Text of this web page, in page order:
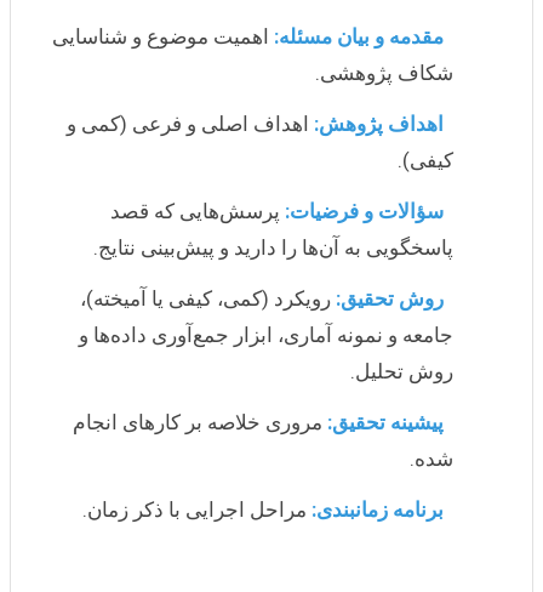
مقدمه و بیان مسئله: اهمیت موضوع و شناسایی
شکاف پژوهشی.
اهداف پژوهش: اهداف اصلی و فرعی (کمی و
کیفی).
سؤالات و فرضیات: پرسش‌هایی که قصد
پاسخگویی به آن‌ها را دارید و پیش‌بینی نتایج.
روش تحقیق: رویکرد (کمی، کیفی یا آمیخته)،
جامعه و نمونه آماری، ابزار جمع‌آوری داده‌ها و
روش تحلیل.
پیشینه تحقیق: مروری خلاصه بر کارهای انجام
شده.
برنامه زمانبندی: مراحل اجرایی با ذکر زمان.